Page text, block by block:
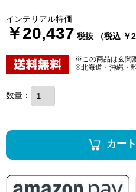
インテリアル特価
￥20,437 税抜 （税込 ￥
※この商品は玄関
※北海道・沖縄・
数量：
カー